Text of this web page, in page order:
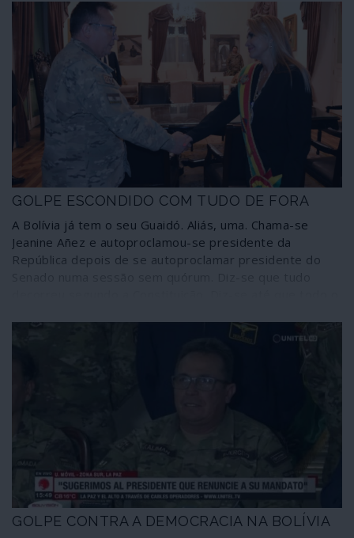
provocarem a agitação social; dinheiro e armas com
origem em Washington choveram em Santa Cruz, o
epicentro fascista da conspiração; funcionários da
Embaixada compraram votos rurais e coordenaram a
acção com colegas do Brasil, Paraguai e Argentina; os
conspiradores estiveram em contacto directo com os
mesmos senadores dos Estados Unidos envolvidos nos
golpes de Guaidó contra a Venezuela. Estes e outros
factos, designadamente o papel da OEA, comprovam a
condução norte-americana do recente golpe de Estado
fascista na Bolívia.
GOLPE ESCONDIDO COM TUDO DE FORA
A Bolívia já tem o seu Guaidó. Aliás, uma. Chama-se
Jeanine Añez e autoproclamou-se presidente da
República depois de se autoproclamar presidente do
47% dos votos, Evo Morales, foi “de acordo com a
Constituição” e em nome da “democracia”. Portanto, o
pronunciamentos militares, porque deu os resultados
que os “democratas” pretendiam: para já, entronizar
GOLPE CONTRA A DEMOCRACIA NA BOLÍVIA